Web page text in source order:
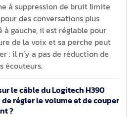
à suppression de bruit limite
des conversations plus
à gauche, il est réglable pour
de la voix et sa perche peut
: il n’y a pas de réduction de
écouteurs.
le câble du Logitech H390
régler le volume et de couper
?